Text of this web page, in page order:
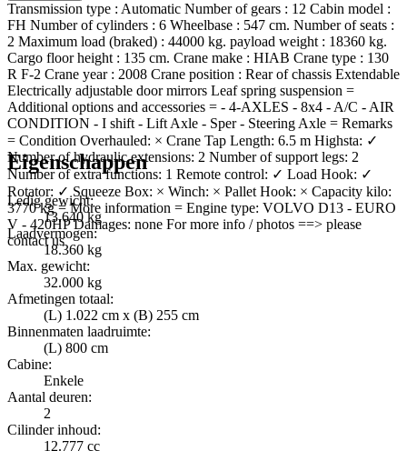
Transmission type : Automatic Number of gears : 12 Cabin model :
FH Number of cylinders : 6 Wheelbase : 547 cm. Number of seats :
2 Maximum load (braked) : 44000 kg. payload weight : 18360 kg.
Cargo floor height : 135 cm. Crane make : HIAB Crane type : 130
R F-2 Crane year : 2008 Crane position : Rear of chassis Extendable
Electrically adjustable door mirrors Leaf spring suspension =
Additional options and accessories = - 4-AXLES - 8x4 - A/C - AIR
CONDITION - I shift - Lift Axle - Sper - Steering Axle = Remarks
= Condition Overhauled: × Crane Tap Length: 6.5 m Highsta: ✓
Number of hydraulic extensions: 2 Number of support legs: 2
Number of extra functions: 1 Remote control: ✓ Load Hook: ✓
Rotator: ✓ Squeeze Box: × Winch: × Pallet Hook: × Capacity kilo:
3770 kg = More information = Engine type: VOLVO D13 - EURO
V - 420HP Damages: none For more info / photos ==> please
contact us
Eigenschappen
Ledig gewicht:
13.640 kg
Laadvermogen:
18.360 kg
Max. gewicht:
32.000 kg
Afmetingen totaal:
(L) 1.022 cm x (B) 255 cm
Binnenmaten laadruimte:
(L) 800 cm
Cabine:
Enkele
Aantal deuren:
2
Cilinder inhoud:
12.777 cc